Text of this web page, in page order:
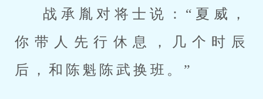
战承胤对将士说：“夏威，
你带人先行休息，几个时辰
后，和陈魁陈武换班。”